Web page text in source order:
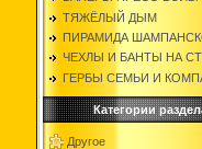
ТЯЖЁЛЫЙ ДЫМ
ПИРАМИДА
ЧЕХЛЫ И БАНТЫ НА
ГЕРБЫ СЕМЬИ И
Категории
Другое